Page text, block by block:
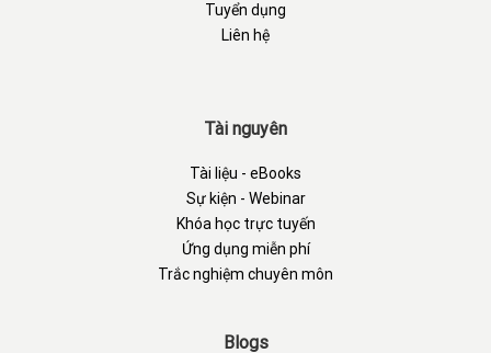
Tuyển dụng
Liên hệ
Tài nguyên
Tài liệu - eBooks
Sự kiện - Webinar
Khóa học trực tuyến
Ứng dụng miễn phí
Trắc nghiệm chuyên môn
Blogs